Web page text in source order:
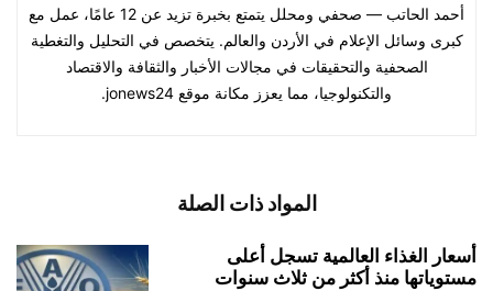
أحمد الحاتب — صحفي ومحلل يتمتع بخبرة تزيد عن 12 عامًا، عمل مع
كبرى وسائل الإعلام في الأردن والعالم. يتخصص في التحليل والتغطية
الصحفية والتحقيقات في مجالات الأخبار والثقافة والاقتصاد
والتكنولوجيا، مما يعزز مكانة موقع jonews24.
المواد ذات الصلة
أسعار الغذاء العالمية تسجل أعلى
مستوياتها منذ أكثر من ثلاث سنوات